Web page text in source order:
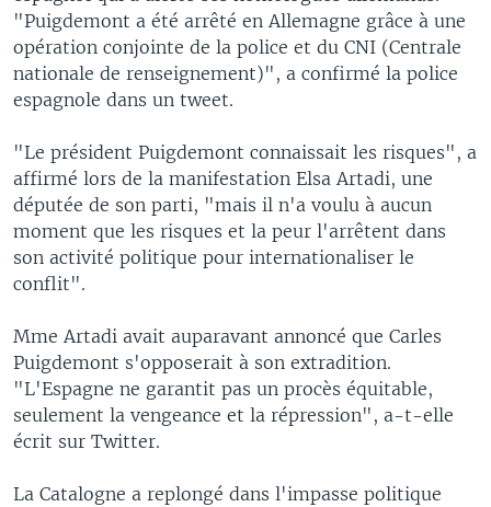
"Puigdemont a été arrêté en Allemagne grâce à une
opération conjointe de la police et du CNI (Centrale
nationale de renseignement)", a confirmé la police
espagnole dans un tweet.
"Le président Puigdemont connaissait les risques", a
affirmé lors de la manifestation Elsa Artadi, une
députée de son parti, "mais il n'a voulu à aucun
moment que les risques et la peur l'arrêtent dans
son activité politique pour internationaliser le
conflit".
Mme Artadi avait auparavant annoncé que Carles
Puigdemont s'opposerait à son extradition.
"L'Espagne ne garantit pas un procès équitable,
seulement la vengeance et la répression", a-t-elle
écrit sur Twitter.
La Catalogne a replongé dans l'impasse politique